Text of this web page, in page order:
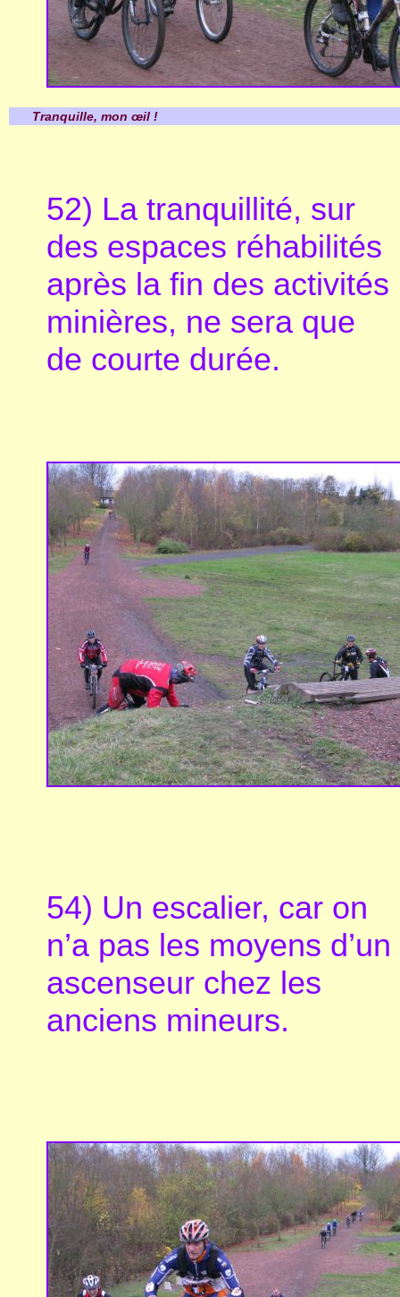
Tranquille, mon œil !
52) La tranquillité, sur
des espaces réhabilités
après la fin des activités
minières, ne sera que
de courte durée.
54) Un escalier, car on
n’a pas les moyens d’un
ascenseur chez les
anciens mineurs.